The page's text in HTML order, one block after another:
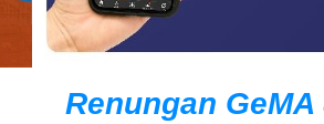
Renungan GeMA